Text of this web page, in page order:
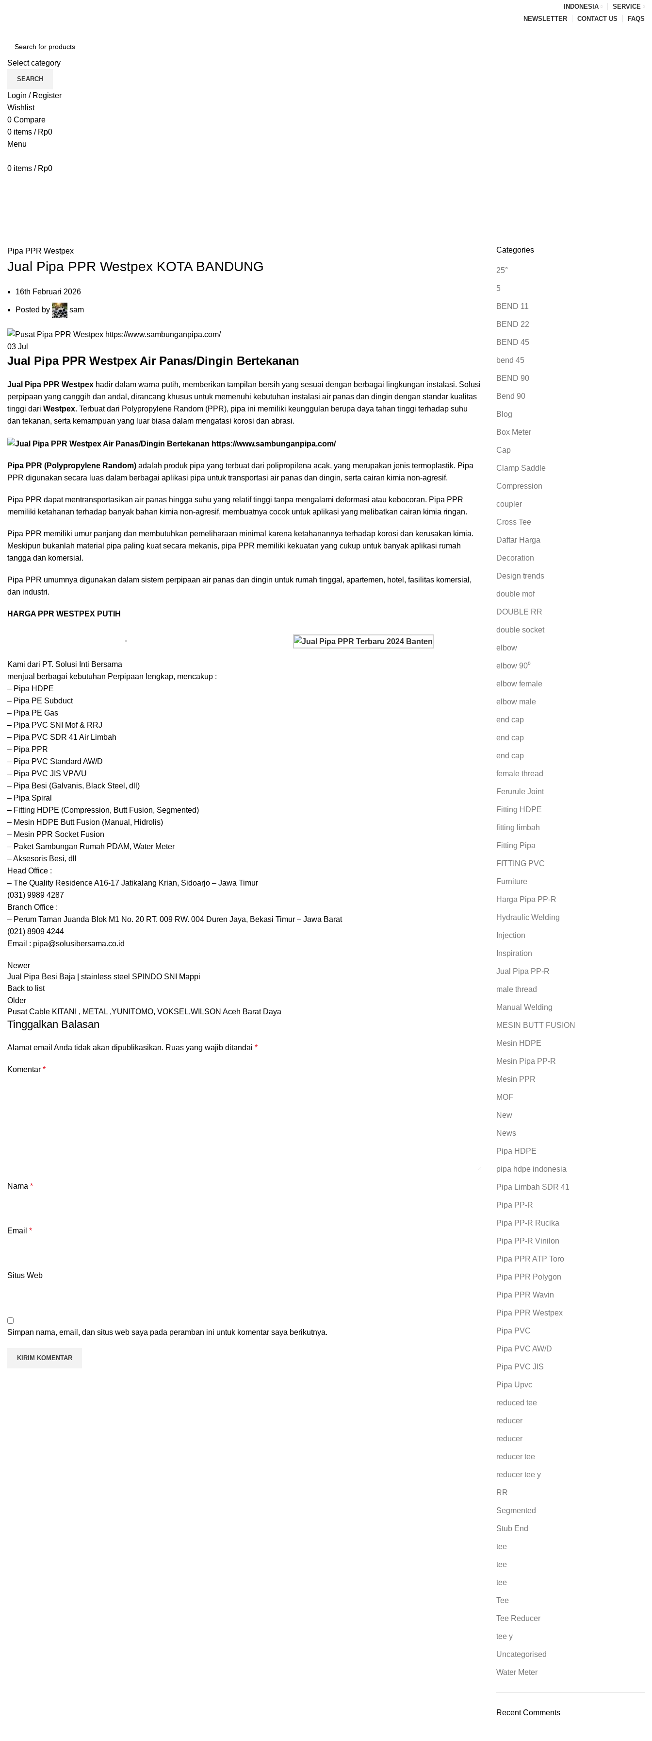
INDONESIA
SERVICE
NEWSLETTER
CONTACT US FAQS
Select category
SEARCH
Login / Register
Wishlist
0 Compare
0 items / Rp0
Menu
0 items / Rp0
Pipa PPR Westpex
Jual Pipa PPR Westpex KOTA BANDUNG
16th Februari 2026
Posted by sam
03 Jul
Jual Pipa PPR Westpex Air Panas/Dingin Bertekanan
Jual Pipa PPR Westpex hadir dalam warna putih, memberikan tampilan bersih yang sesuai dengan berbagai lingkungan instalasi. Solusi
perpipaan yang canggih dan andal, dirancang khusus untuk memenuhi kebutuhan instalasi air panas dan dingin dengan standar kualitas
tinggi dari Westpex. Terbuat dari Polypropylene Random (PPR), pipa ini memiliki keunggulan berupa daya tahan tinggi terhadap suhu
dan tekanan, serta kemampuan yang luar biasa dalam mengatasi korosi dan abrasi.
Pipa PPR (Polypropylene Random) adalah produk pipa yang terbuat dari polipropilena acak, yang merupakan jenis termoplastik. Pipa
PPR digunakan secara luas dalam berbagai aplikasi pipa untuk transportasi air panas dan dingin, serta cairan kimia non-agresif.
Pipa PPR dapat mentransportasikan air panas hingga suhu yang relatif tinggi tanpa mengalami deformasi atau kebocoran. Pipa PPR
memiliki ketahanan terhadap banyak bahan kimia non-agresif, membuatnya cocok untuk aplikasi yang melibatkan cairan kimia ringan.
Pipa PPR memiliki umur panjang dan membutuhkan pemeliharaan minimal karena ketahanannya terhadap korosi dan kerusakan kimia.
Meskipun bukanlah material pipa paling kuat secara mekanis, pipa PPR memiliki kekuatan yang cukup untuk banyak aplikasi rumah
tangga dan komersial.
Pipa PPR umumnya digunakan dalam sistem perpipaan air panas dan dingin untuk rumah tinggal, apartemen, hotel, fasilitas komersial,
dan industri.
HARGA PPR WESTPEX PUTIH
Kami dari PT. Solusi Inti Bersama
menjual berbagai kebutuhan Perpipaan lengkap, mencakup :
– Pipa HDPE
– Pipa PE Subduct
– Pipa PE Gas
– Pipa PVC SNI Mof & RRJ
– Pipa PVC SDR 41 Air Limbah
– Pipa PPR
– Pipa PVC Standard AW/D
– Pipa PVC JIS VP/VU
– Pipa Besi (Galvanis, Black Steel, dll)
– Pipa Spiral
– Fitting HDPE (Compression, Butt Fusion, Segmented)
– Mesin HDPE Butt Fusion (Manual, Hidrolis)
– Mesin PPR Socket Fusion
– Paket Sambungan Rumah PDAM, Water Meter
– Aksesoris Besi, dll
Head Office :
– The Quality Residence A16-17 Jatikalang Krian, Sidoarjo – Jawa Timur
(031) 9989 4287
Branch Office :
– Perum Taman Juanda Blok M1 No. 20 RT. 009 RW. 004 Duren Jaya, Bekasi Timur – Jawa Barat
(021) 8909 4244
Email : pipa@solusibersama.co.id
Newer
Jual Pipa Besi Baja | stainless steel SPINDO SNI Mappi
Back to list
Older
Pusat Cable KITANI , METAL ,YUNITOMO, VOKSEL,WILSON Aceh Barat Daya
Tinggalkan Balasan
Alamat email Anda tidak akan dipublikasikan. Ruas yang wajib ditandai *
Komentar *
Nama *
Email *
Situs Web
Simpan nama, email, dan situs web saya pada peramban ini untuk komentar saya berikutnya.
Categories
25°
5
BEND 11
BEND 22
BEND 45
bend 45
BEND 90
Bend 90
Blog
Box Meter
Cap
Clamp Saddle
Compression
coupler
Cross Tee
Daftar Harga
Decoration
Design trends
double mof
DOUBLE RR
double socket
elbow
elbow 90⁰
elbow female
elbow male
end cap
end cap
end cap
female thread
Ferurule Joint
Fitting HDPE
fitting limbah
Fitting Pipa
FITTING PVC
Furniture
Harga Pipa PP-R
Hydraulic Welding
Injection
Inspiration
Jual Pipa PP-R
male thread
Manual Welding
MESIN BUTT FUSION
Mesin HDPE
Mesin Pipa PP-R
Mesin PPR
MOF
New
News
Pipa HDPE
pipa hdpe indonesia
Pipa Limbah SDR 41
Pipa PP-R
Pipa PP-R Rucika
Pipa PP-R Vinilon
Pipa PPR ATP Toro
Pipa PPR Polygon
Pipa PPR Wavin
Pipa PPR Westpex
Pipa PVC
Pipa PVC AW/D
Pipa PVC JIS
Pipa Upvc
reduced tee
reducer
reducer
reducer tee
reducer tee y
RR
Segmented
Stub End
tee
tee
tee
Tee
Tee Reducer
tee y
Uncategorised
Water Meter
Recent Comments